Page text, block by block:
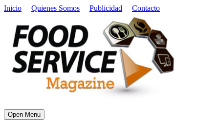
Inicio Quienes Somos Publicidad Contacto
Open Menu